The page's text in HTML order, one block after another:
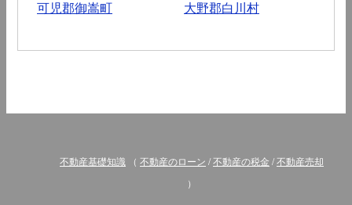
可児郡御嵩町 大野郡白川村
不動産基礎知識 （ 不動産のローン /不動産の税金 /不動産売却
）